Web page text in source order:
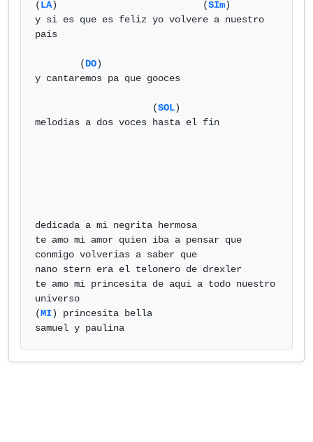
(LA)                          (SIm)
y si es que es feliz yo volvere a nuestro
pais
        (
DO)
y cantaremos pa que gooces
                     (
SOL)
melodias a dos voces hasta el fin
dedicada a mi negrita hermosa
te amo mi amor quien iba a pensar que
conmigo volverias a saber que
nano stern era el telonero de drexler
te amo mi princesita de aqui a todo nuestro
universo
(MI) princesita bella
samuel y paulina